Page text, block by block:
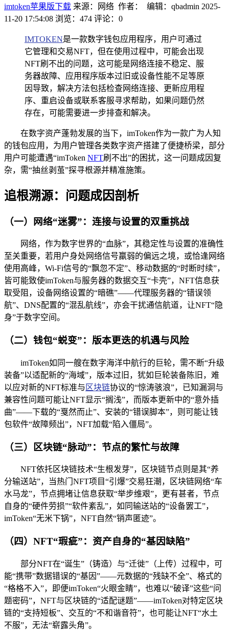
imtoken苹果版下载 来源：网络 作者： 编辑：qbadmin 2025-
11-20 17:54:08 浏览：474 评论：0
IMTOKEN是一款数字钱包应用程序，用户可通过
它管理和交易NFT，但在使用过程中，可能会出现
NFT刷不出的问题，这可能是网络连接不稳定、服
务器故障、应用程序版本过旧或设备性能不足等原
因导致，解决方法包括检查网络连接、更新应用程
序、重启设备或联系客服寻求帮助，如果问题仍然
存在，可能需要进一步排查和解决。
在数字资产蓬勃发展的当下，imToken作为一款广为人知
的钱包应用，为用户管理各类数字资产搭建了便捷桥梁，部分
用户可能遭遇“imToken NFT刷不出”的困扰，这一问题成因复
杂，需“抽丝剥茧”探寻根源并精准施策。
追根溯源：问题成因剖析
（一）网络“迷雾”：连接与设置的双重挑战
网络，作为数字世界的“血脉”，其稳定性与设置的准确性
至关重要，若用户身处网络信号羸弱的偏远之境，或恰逢网络
使用高峰，Wi-Fi信号的“飘忽不定”、移动数据的“时断时续”，
皆可能致使imToken与服务器的数据交互“卡壳”，NFT信息获
取受阻，设备网络设置的“暗礁”——代理服务器的“错误领
航”、DNS配置的“混乱航线”，亦会干扰通信航道，让NFT“隐
身”于数字空间。
（二）钱包“蜕变”：版本更迭的机遇与风险
imToken如同一艘在数字海洋中航行的巨轮，需不断“升级
装备”以适配新的“海域”，版本过旧，犹如巨轮装备陈旧，难
以应对新的NFT标准与 区块链协议的“惊涛骇浪”，已知漏洞与
兼容性问题可能让NFT显示“搁浅”，而版本更新中的“意外插
曲”——下载的“戛然而止”、安装的“错误脚本”，则可能让钱
包软件“故障频出”，NFT加载“陷入僵局”。
（三）区块链“脉动”：节点的繁忙与故障
NFT依托区块链技术“生根发芽”，区块链节点则是其“养
分输送站”，当热门NFT项目“引爆”交易狂潮，区块链网络“车
水马龙”，节点拥堵让信息获取“举步维艰”，更有甚者，节点
自身的“硬件劳损”“软件紊乱”，如同输送站的“设备罢工”，
imToken“无米下锅”，NFT自然“销声匿迹”。
（四）NFT“瑕疵”：资产自身的“基因缺陷”
部分NFT在“诞生”（铸造）与“迁徙”（上传）过程中，可
能“携带”数据错误的“基因”——元数据的“残缺不全”、格式的
“格格不入”，即便imToken“火眼金睛”，也难以“破译”这些“问
题密码”，NFT与区块链的“适配谜题”——imToken对特定区块
链的“支持短板”、交互的“不和谐音符”，也可能让NFT“水土
不服”，无法“崭露头角”。